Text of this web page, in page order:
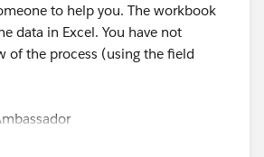
to help you. The workbook
data in Excel. You have not
of the process (using the field
as Best' on the one reply that